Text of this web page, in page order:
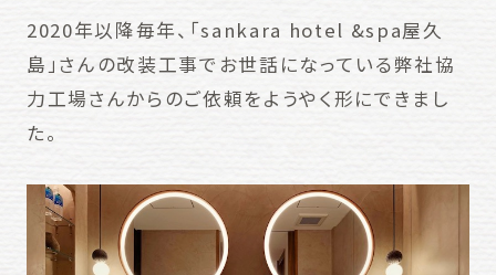
2020年以降毎年、「sankara hotel &spa屋久
島」さんの改装工事でお世話になっている弊社協
力工場さんからのご依頼をようやく形にできまし
た。